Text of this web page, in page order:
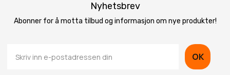
Nyhetsbrev
Abonner for å motta tilbud og informasjon om nye produkter!
OK